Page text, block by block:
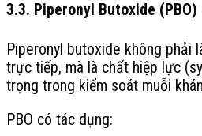
3.3. Piperonyl Butoxide (PBO)
Piperonyl butoxide không phải
trực tiếp, mà là chất hiệp lực
trọng trong kiểm soát muỗi
PBO có tác dụng: